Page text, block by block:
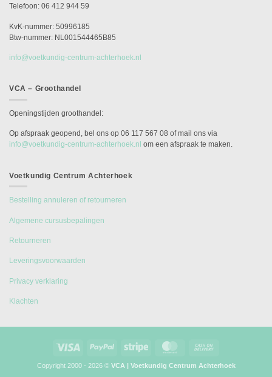
Telefoon: 06 412 944 59
KvK-nummer: 50996185
Btw-nummer: NL001544465B85
info@voetkundig-centrum-achterhoek.nl
VCA – Groothandel
Openingstijden groothandel:
Op afspraak geopend, bel ons op 06 117 567 08 of mail ons via
info@voetkundig-centrum-achterhoek.nl om een afspraak te maken.
Voetkundig Centrum Achterhoek
Bestelling annuleren of retourneren
Algemene cursusbepalingen
Retourneren
Leveringsvoorwaarden
Privacy verklaring
Klachten
Visa PayPal Stripe MasterCard
Delivery
Copyright 2000 - 2026 © VCA | Voetkundig Centrum Achterhoek